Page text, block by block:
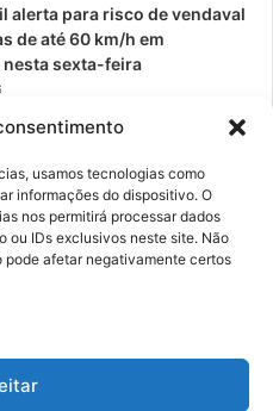
usamos tecnologias como
informações do dispositivo. O
nos permitirá processar dados
ou IDs exclusivos neste site. Não
afetar negativamente certos
alerta para risco de vendaval
de até 60 km/h em
nesta sexta-feira
a melhor nota do IDEB no
| Desenvolvido por:
por:NP Publicidade
Nós